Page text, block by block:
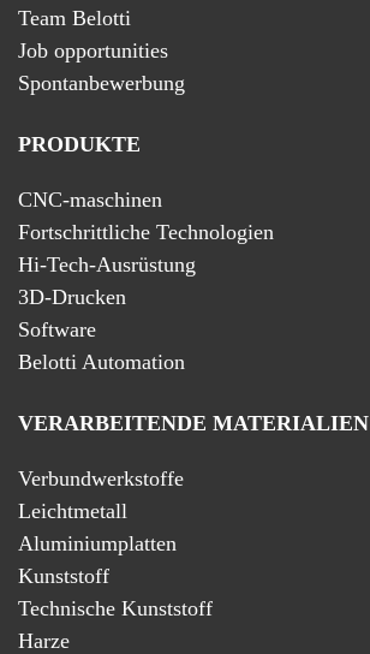
Team Belotti
Job opportunities
Spontanbewerbung
PRODUKTE
CNC-maschinen
Fortschrittliche Technologien
Hi-Tech-Ausrüstung
3D-Drucken
Software
Belotti Automation
VERARBEITENDE MATERIALIEN
Verbundwerkstoffe
Leichtmetall
Aluminiumplatten
Kunststoff
Technische Kunststoff
Harze